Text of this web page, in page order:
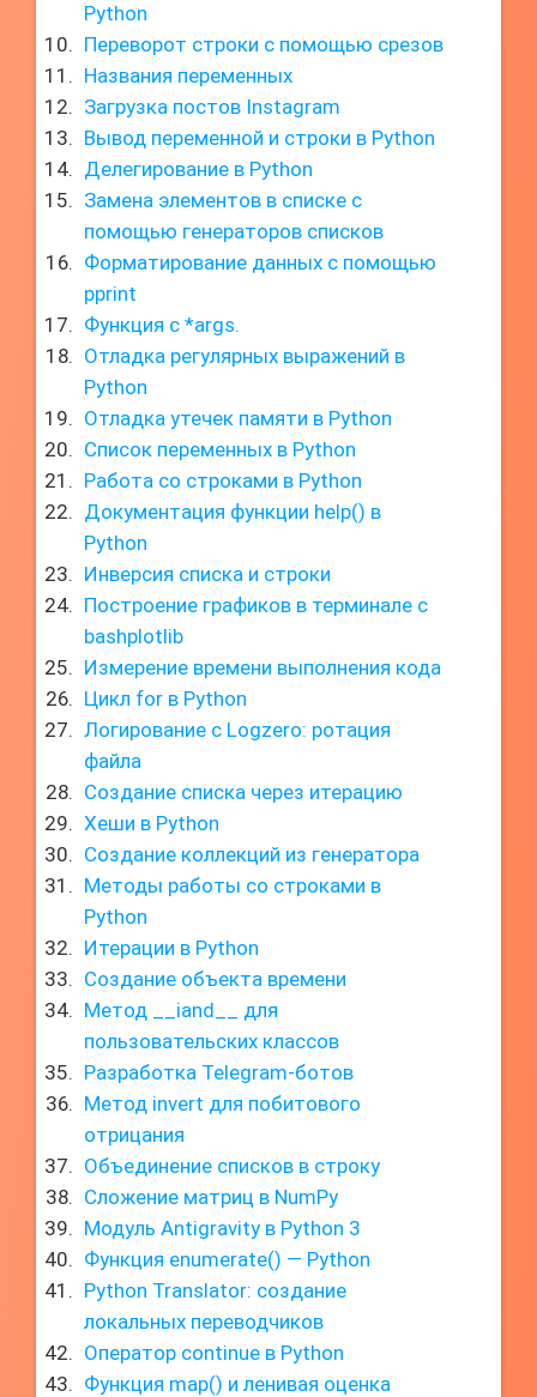
Python
Переворот строки с помощью срезов
Названия переменных
Загрузка постов Instagram
Вывод переменной и строки в Python
Делегирование в Python
Замена элементов в списке с
помощью генераторов списков
Форматирование данных с помощью
pprint
Функция с *args.
Отладка регулярных выражений в
Python
Отладка утечек памяти в Python
Список переменных в Python
Работа со строками в Python
Документация функции help() в
Python
Инверсия списка и строки
Построение графиков в терминале с
bashplotlib
Измерение времени выполнения кода
Цикл for в Python
Логирование с Logzero: ротация
файла
Создание списка через итерацию
Хеши в Python
Создание коллекций из генератора
Методы работы со строками в
Python
Итерации в Python
Создание объекта времени
Метод __iand__ для
пользовательских классов
Разработка Telegram-ботов
Метод invert для побитового
отрицания
Объединение списков в строку
Сложение матриц в NumPy
Модуль Antigravity в Python 3
Функция enumerate() — Python
Python Translator: создание
локальных переводчиков
Оператор continue в Python
Функция map() и ленивая оценка